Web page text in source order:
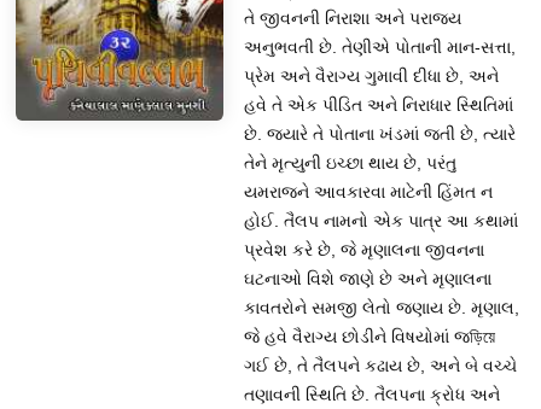
તે જીવનની નિરાશા અને પરાજય
અનુભવતી છે. તેણીએ પોતાની માન-સત્તા,
પ્રેમ અને વૈરાગ્ય ગુમાવી દીધા છે, અને
હવે તે એક પીડિત અને નિરાધાર સ્થિતિમાં
છે. જ્યારે તે પોતાના ખંડમાં જતી છે, ત્યારે
તેને મૃત્યુની ઇચ્છા થાય છે, પરંતુ
યમરાજને આવકારવા માટેની હિંમત ન
હોઈ. તૈલપ નામનો એક પાત્ર આ કથામાં
પ્રવેશ કરે છે, જે મૃણાલના જીવનના
ઘટનાઓ વિશે જાણે છે અને મૃણાલના
કાવતરોને સમજી લેતો જણાય છે. મૃણાલ,
જે હવે વૈરાગ્ય છોડીને વિષયોમાં જড়িয়ে
ગઈ છે, તે તૈલપને કઢાય છે, અને બે વચ્ચે
તણાવની સ્થિતિ છે. તૈલપના ક્રોધ અને